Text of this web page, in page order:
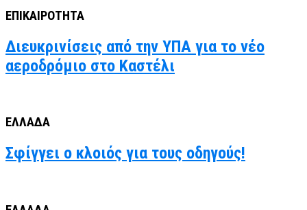
ΕΠΙΚΑΙΡΟΤΗΤΑ
Διευκρινίσεις από την ΥΠΑ για το νέο
αεροδρόμιο στο Καστέλι
ΕΛΛΑΔΑ
Σφίγγει ο κλοιός για τους οδηγούς!